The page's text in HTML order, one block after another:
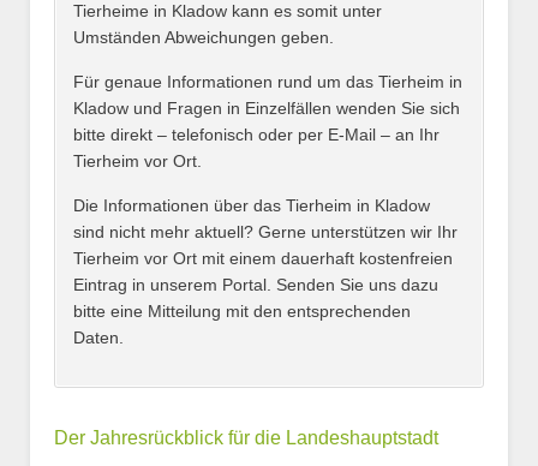
Name des Tierheims*
Kontaktmöglichkeiten
Tierheime in Kladow kann es somit unter
Umständen Abweichungen geben.
Für genaue Informationen rund um das Tierheim in
Kladow und Fragen in Einzelfällen wenden Sie sich
bitte direkt – telefonisch oder per E-Mail – an Ihr
Tierheim vor Ort.
Die Informationen über das Tierheim in Kladow
sind nicht mehr aktuell? Gerne unterstützen wir Ihr
Tierheim vor Ort mit einem dauerhaft kostenfreien
Eintrag in unserem Portal. Senden Sie uns dazu
bitte eine Mitteilung mit den entsprechenden
Daten.
Der Jahresrückblick für die Landeshauptstadt